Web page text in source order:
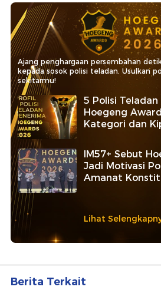
Ajang penghargaan persembahan
kepada sosok polisi teladan. Usulkan
sekitarmu!
5 Polisi
Hoegeng
Kategori dan
IM57+ Sebut
Jadi Motivasi
Amanat
Lihat
Berita Terkait